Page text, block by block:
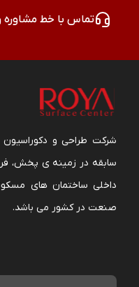
تماس با خط مشاوره
شرکت طراحی و
سابقه در زمینه ی پخش،
داخلی ساختمان های
صنعت در کشور می باشد.